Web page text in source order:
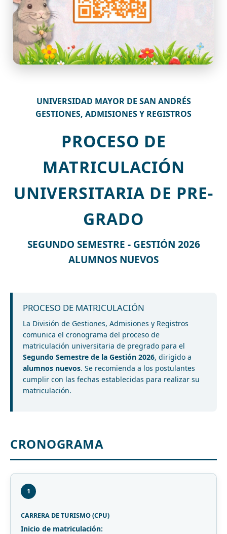
UNIVERSIDAD MAYOR DE SAN ANDRÉS
GESTIONES, ADMISIONES Y REGISTROS
PROCESO DE
MATRICULACIÓN
UNIVERSITARIA DE PRE-
GRADO
SEGUNDO SEMESTRE - GESTIÓN 2026
ALUMNOS NUEVOS
PROCESO DE MATRICULACIÓN
La División de Gestiones, Admisiones y Registros
comunica el cronograma del proceso de
matriculación universitaria de pregrado para el
Segundo Semestre de la Gestión 2026, dirigido a
alumnos nuevos. Se recomienda a los postulantes
cumplir con las fechas establecidas para realizar su
matriculación.
CRONOGRAMA
1
CARRERA DE TURISMO (CPU)
Inicio de matriculación: